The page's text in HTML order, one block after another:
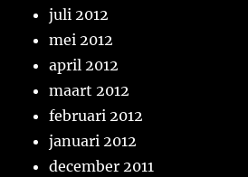
juli 2012
mei 2012
april 2012
maart 2012
februari 2012
januari 2012
december 2011